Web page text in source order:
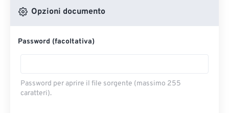
Opzioni documento
Password (facoltativa)
Password per aprire il file sorgente (massimo 255
caratteri).